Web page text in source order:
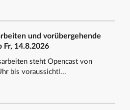
und vorübergehende
Fr, 14.8.2026
steht Opencast von
bis voraussichtl...